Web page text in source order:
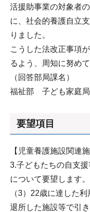
活援助事業の対象者
に、社会的養護自立
りました。
こうした法改正事項
るよう、周知に努め
（回答部局課名）
福祉部 子ども家庭
要望項目
【児童養護施設関連施
3.子どもたちの自支
について要望します。
（3）22歳に達した
退所した施設等で引